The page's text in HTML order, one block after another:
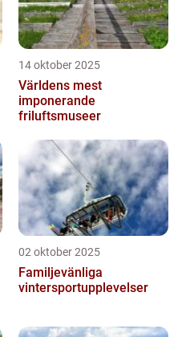
14 oktober 2025
Världens mest
imponerande
friluftsmuseer
02 oktober 2025
Familjevänliga
vintersportupplevelser